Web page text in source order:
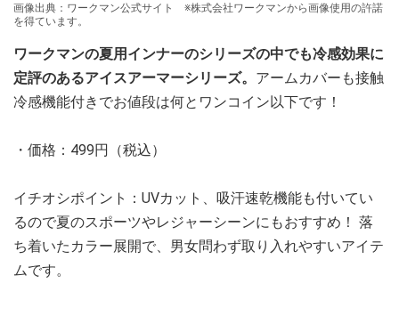
画像出典：ワークマン公式サイト ※株式会社ワークマンから画像使用の許諾
を得ています。
ワークマンの夏用インナーのシリーズの中でも冷感効果に
定評のあるアイスアーマーシリーズ。 アームカバーも接触
冷感機能付きでお値段は何とワンコイン以下です！
・価格：499円（税込）
イチオシポイント：UVカット、吸汗速乾機能も付いてい
るので夏のスポーツやレジャーシーンにもおすすめ！ 落
ち着いたカラー展開で、男女問わず取り入れやすいアイテ
ムです。